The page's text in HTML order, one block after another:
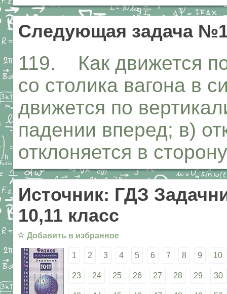
Следующая задача
119. Как движется
со столика вагона в
движется по
падении вперед; в)
отклоняется в
Источник: ГДЗ
10,11 класс
☆ Добавить в избранное
1 2 3 4 5 6 7 8 9 10
23 24 25 26 27 28 29 30